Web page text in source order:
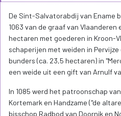
De Sint-Salvatorabdij van Ename
1063 van de graaf van
hectaren met goederen in Kroon-
schaperijen met weiden in
bunders (ca. 23,5 hectaren) in
een weide uit een gift van Arnulf
In 1085 werd het patroonschap
Kortemark en Handzame ("de
bisschop Radbod van Doornik en